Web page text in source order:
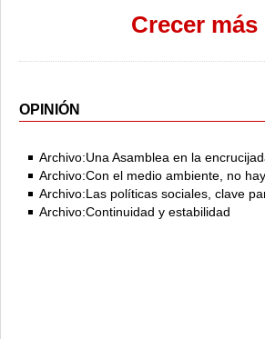
Crecer
OPINIÓN
Archivo:Una Asamblea en la
Archivo:Con el medio ambiente, no
Archivo:Las políticas sociales, clave
Archivo:Continuidad y estabilidad